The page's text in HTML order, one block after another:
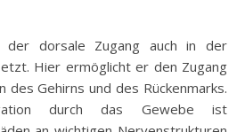
der dorsale Zugang auch in der
Hier ermöglicht er den Zugang
des Gehirns und des Rückenmarks.
durch das Gewebe ist